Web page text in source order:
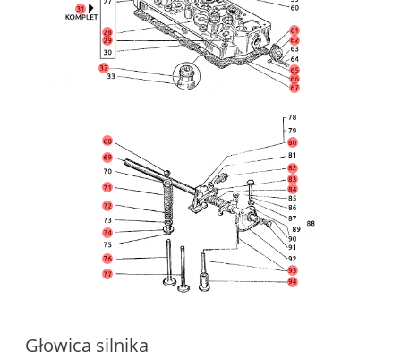
Głowica silnika